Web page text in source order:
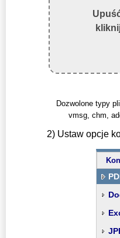
Dozwolone typy
vmsg, chm,
2) Ustaw opcje